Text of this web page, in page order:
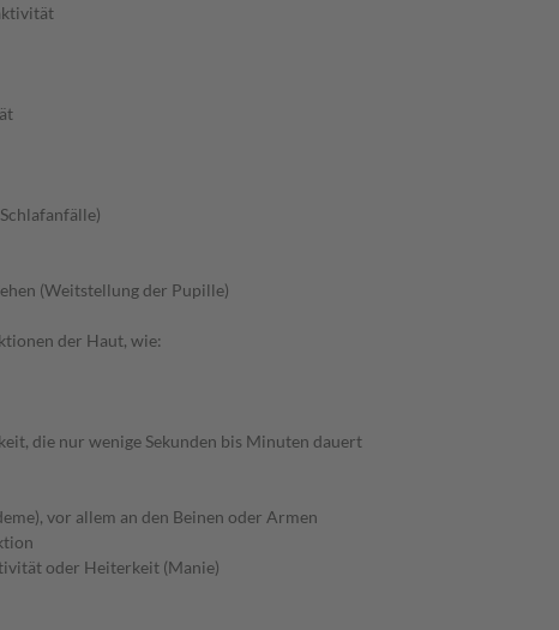
(Weitstellung der Pupille)
der Haut, wie:
die nur wenige Sekunden bis Minuten dauert
vor allem an den Beinen oder Armen
oder Heiterkeit (Manie)